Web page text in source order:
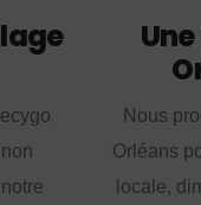
Nous
Orléans
locale,